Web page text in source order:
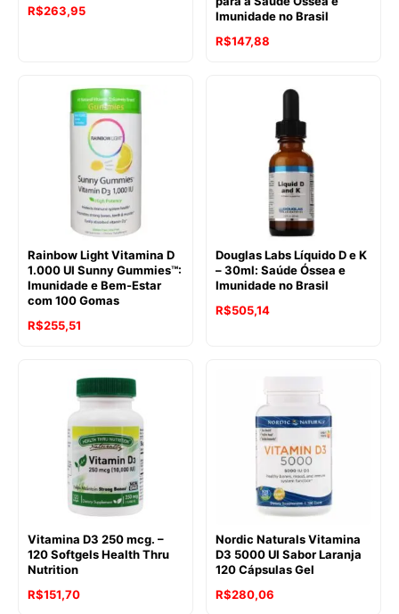
R$263,95
Imunidade no Brasil
R$147,88
Rainbow Light Vitamina D
1.000 UI Sunny Gummies™:
Imunidade e Bem-Estar
com 100 Gomas
R$255,51
Douglas Labs Líquido D e K
– 30ml: Saúde Óssea e
Imunidade no Brasil
R$505,14
Vitamina D3 250 mcg. –
120 Softgels Health Thru
Nutrition
R$151,70
Nordic Naturals Vitamina
D3 5000 UI Sabor Laranja
120 Cápsulas Gel
R$280,06